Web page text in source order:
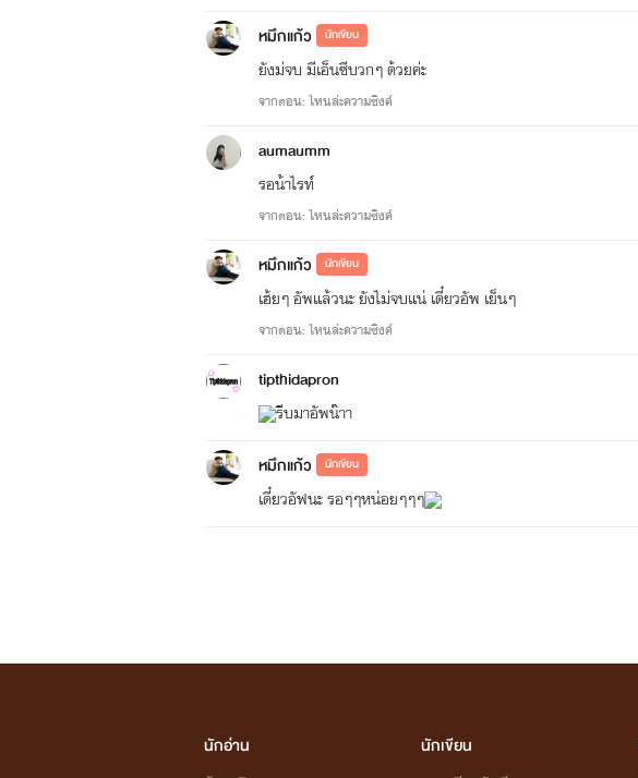
หมึกแก้ว
นักเขียน
ยังม่จบ มีเอ็นซีบวกๆ ด้วยค่ะ
จากตอน: ไหนล่ะความซิงค์
aumaumm
รอน้าไรท์
จากตอน: ไหนล่ะความซิงค์
หมึกแก้ว
นักเขียน
เฮ้ยๆ อัพแล้วนะ ยังไม่จบแน่ เดี๋ยวอัพ เย็นๆ
จากตอน: ไหนล่ะความซิงค์
tipthidapron
รีบมาอัพน๊าา
หมึกแก้ว
นักเขียน
เดี๋ยวอัฟนะ รอๆๆหน่อยๆๆๆ
นักอ่าน
นักเขียน